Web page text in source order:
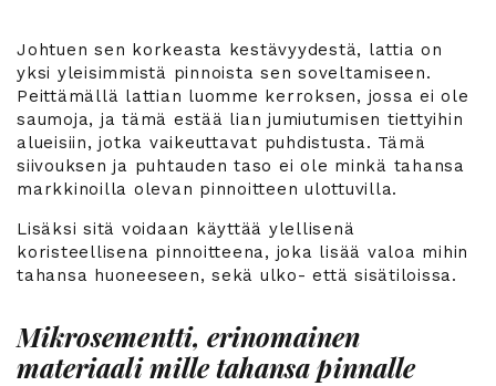
Johtuen sen korkeasta kestävyydestä, lattia on
yksi yleisimmistä pinnoista sen soveltamiseen.
Peittämällä lattian luomme kerroksen, jossa ei ole
saumoja, ja tämä estää lian jumiutumisen tiettyihin
alueisiin, jotka vaikeuttavat puhdistusta. Tämä
siivouksen ja puhtauden taso ei ole minkä tahansa
markkinoilla olevan pinnoitteen ulottuvilla.
Lisäksi sitä voidaan käyttää ylellisenä
koristeellisena pinnoitteena, joka lisää valoa mihin
tahansa huoneeseen, sekä ulko- että sisätiloissa.
Mikrosementti, erinomainen
materiaali mille tahansa pinnalle